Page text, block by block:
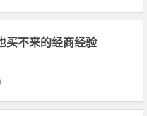
买不来的经商经验